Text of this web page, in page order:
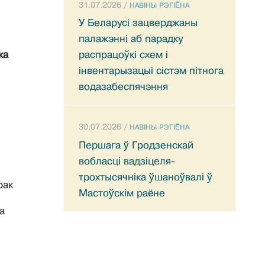
31.07.2026 / НАВIНЫ РЭГIЁНА
У Беларусі зацверджаны
палажэнні аб парадку
распрацоўкі схем і
інвентарызацыі сістэм пітнога
водазабеспячэння
30.07.2026 / НАВIНЫ РЭГIЁНА
Першага ў Гродзенскай
вобласці вадзіцеля-
трохтысячніка ўшаноўвалі ў
Мастоўскім раёне